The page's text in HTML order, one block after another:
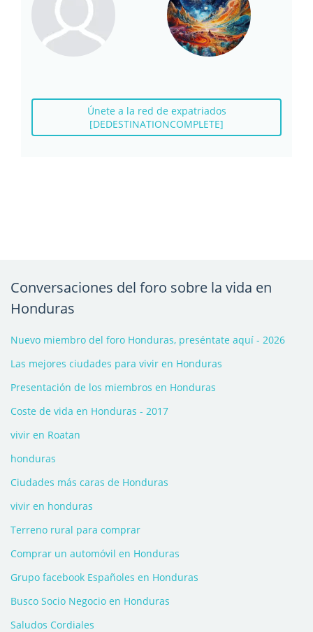
Únete a la red de expatriados
[DEDESTINATIONCOMPLETE]
Conversaciones del foro sobre la vida en
Honduras
Nuevo miembro del foro Honduras, preséntate aquí - 2026
Las mejores ciudades para vivir en Honduras
Presentación de los miembros en Honduras
Coste de vida en Honduras - 2017
vivir en Roatan
honduras
Ciudades más caras de Honduras
vivir en honduras
Terreno rural para comprar
Comprar un automóvil en Honduras
Grupo facebook Españoles en Honduras
Busco Socio Negocio en Honduras
Saludos Cordiales